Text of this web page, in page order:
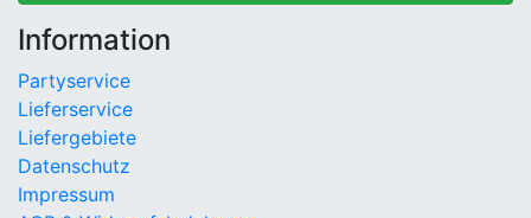
Information
Partyservice
Lieferservice
Liefergebiete
Datenschutz
Impressum